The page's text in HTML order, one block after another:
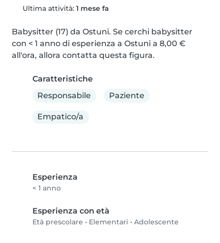
Ultima attività: 1 mese fa
Babysitter (17) da Ostuni. Se cerchi babysitter
con < 1 anno di esperienza a Ostuni a 8,00 €
all'ora, allora contatta questa figura.
Caratteristiche
Responsabile
Paziente
Empatico/a
Esperienza
< 1 anno
Esperienza con età
Età prescolare • Elementari • Adolescente